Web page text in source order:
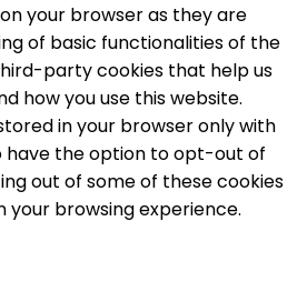
your browser as they are
of basic functionalities of the
party cookies that help us
how you use this website.
in your browser only with
have the option to opt-out of
out of some of these cookies
your browsing experience.